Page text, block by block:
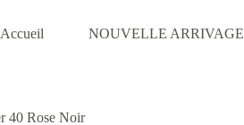
Accueil NOUVELLE ARRIVAGE